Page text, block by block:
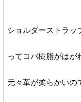
ショルダーストラッ
ってコバ樹脂がはが
元々革が柔らかいの